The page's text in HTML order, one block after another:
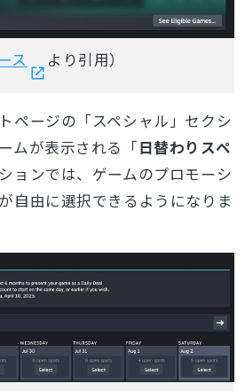
ス より引用）
ページの「スペシャル」セクシ
ムが表示される「日替わりスペ
ョンでは、ゲームのプロモーシ
自由に選択できるようになりま